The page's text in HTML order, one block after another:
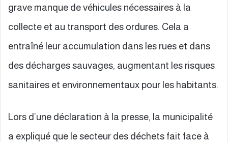
grave manque de véhicules nécessaires à la
collecte et au transport des ordures. Cela a
entraîné leur accumulation dans les rues et dans
des décharges sauvages, augmentant les risques
sanitaires et environnementaux pour les habitants.
Lors d’une déclaration à la presse, la municipalité
a expliqué que le secteur des déchets fait face à